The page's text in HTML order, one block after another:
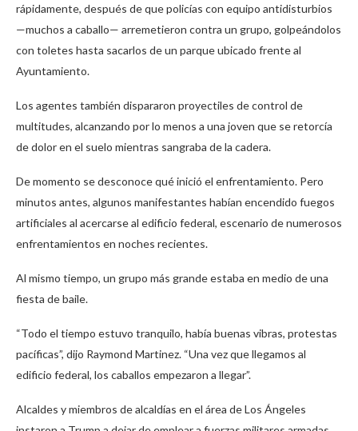
rápidamente, después de que policías con equipo antidisturbios
—muchos a caballo— arremetieron contra un grupo, golpeándolos
con toletes hasta sacarlos de un parque ubicado frente al
Ayuntamiento.
Los agentes también dispararon proyectiles de control de
multitudes, alcanzando por lo menos a una joven que se retorcía
de dolor en el suelo mientras sangraba de la cadera.
De momento se desconoce qué inició el enfrentamiento. Pero
minutos antes, algunos manifestantes habían encendido fuegos
artificiales al acercarse al edificio federal, escenario de numerosos
enfrentamientos en noches recientes.
Al mismo tiempo, un grupo más grande estaba en medio de una
fiesta de baile.
“Todo el tiempo estuvo tranquilo, había buenas vibras, protestas
pacíficas”, dijo Raymond Martinez. “Una vez que llegamos al
edificio federal, los caballos empezaron a llegar”.
Alcaldes y miembros de alcaldías en el área de Los Ángeles